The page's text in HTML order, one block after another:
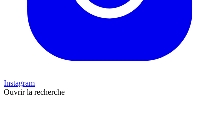
Instagram
Ouvrir la recherche